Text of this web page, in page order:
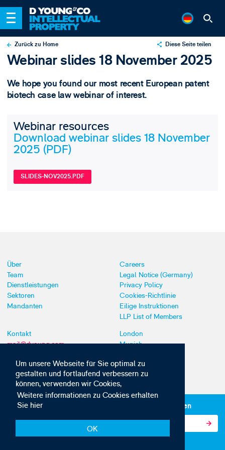
Um unsere Webseite für Sie optimal zu
gestalten und fortlaufend verbessern zu
können, verwenden wir Cookies,
Weitere informationen zu Cookies erhalten
Sie hier
OK
Zurück zu Home Diese Seite teilen
X
Webinar slides 18 November 2025
We hope you found our most recent European patent
biotech case law webinar of interest.
Webinar resources
Download webinar slides 18 November
2025 (PDF)
SLIDES-NOV2025.PDF
Über
Team
Dienstleistungen
Sektoren
Mandanten
Careers
Legal Notice (Germany)
Privacy Policy
Cookies-Richtlinie
Eilige Instruktionen
LLP List of Members
Kontakt
mail@dyoung.com
London
Munich
Abonnieren Sie unsere IP-News und -Kommunikationen